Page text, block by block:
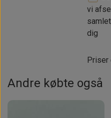
vi
dig
Priser
Andre købte også